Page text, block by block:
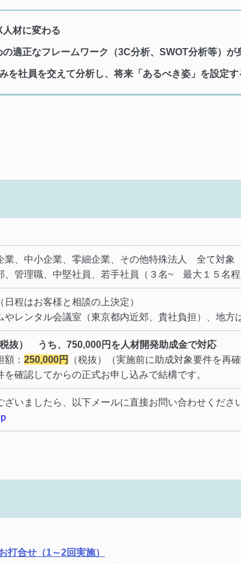
人材に変わる
の適正なフレームワーク（3C分析、SWOT分析等）が
を社員を交えて分析し、将来「あるべき姿」を設定す
業、中小企業、零細企業、その他特殊法人 全て対象
管理職、中堅社員、若手社員（３名~ 最大１５名
日程はお客様と相談の上決定）
やレンタル会議室（東京都内近郊、貴社負担）、地方
抜） うち、750,000円を人材開発助成金で対応
： 250,000円
（税抜）（実施前に助成対象要件を再確
確認してからの正式お申し込みで結構です。
ざいましたら、以下メールに直接お問い合わせくださ
打合せ（1～2回実施）